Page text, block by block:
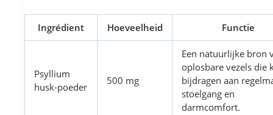
Ingrédient Hoeveelheid Functie
Psyllium
husk-poeder
500 mg
Een natuurlijke bron
oplosbare vezels die
bijdragen aan
stoelgang en
darmcomfort.